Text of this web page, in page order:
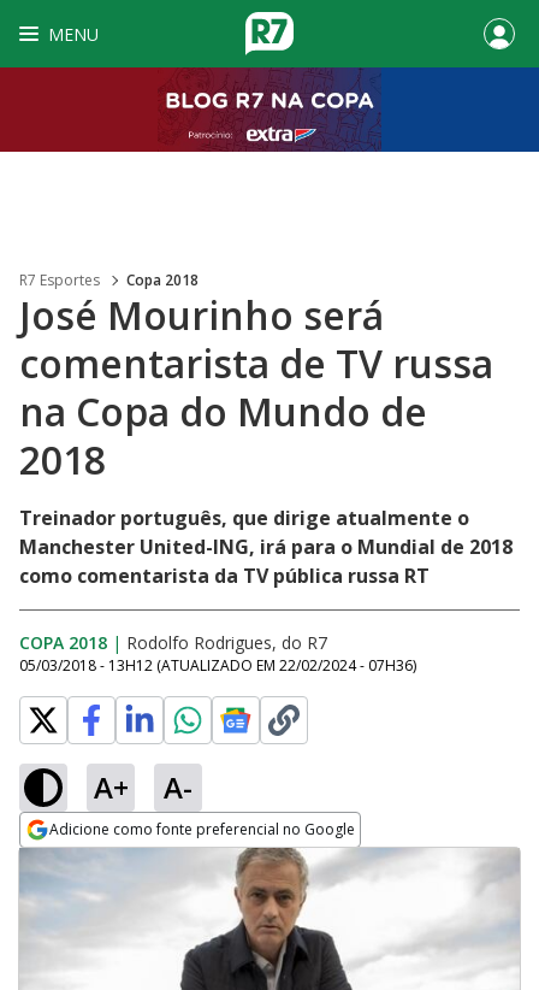
MENU
R7 Esportes Copa 2018
José Mourinho será
comentarista de TV russa
na Copa do Mundo de
2018
Treinador português, que dirige atualmente o
Manchester United-ING, irá para o Mundial de 2018
como comentarista da TV pública russa RT
COPA 2018 | Rodolfo Rodrigues, do R7
05/03/2018 - 13H12 (ATUALIZADO EM 22/02/2024 - 07H36)
A+ A-
Adicione como fonte preferencial no Google
Opens in new window